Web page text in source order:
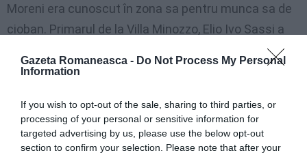
Gazeta Romaneasca - Do Not Process My Personal
Information
If you wish to opt-out of the sale, sharing to third parties, or
processing of your personal or sensitive information for
targeted advertising by us, please use the below opt-out
section to confirm your selection. Please note that after your
Moreni era cunoscut în zona sa pentru munca sa de
cioban. Primarul de la Villa Minozzo, Elio Ivo Sassi a
făcut cunoscut că, odată cu dispariția lui Moreni, s-a
dus ultimul cioban din zonă, ultima persoană care-și
cu pasiune creșterii oilor.
Alberto Moreni nu era căsătorit și locuia în casa